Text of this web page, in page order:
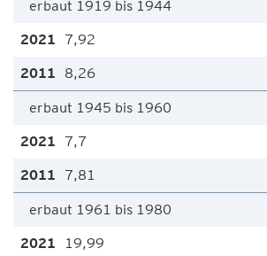
erbaut 1919 bis 1944
7,92
8,26
erbaut 1945 bis 1960
7,7
7,81
erbaut 1961 bis 1980
19,99